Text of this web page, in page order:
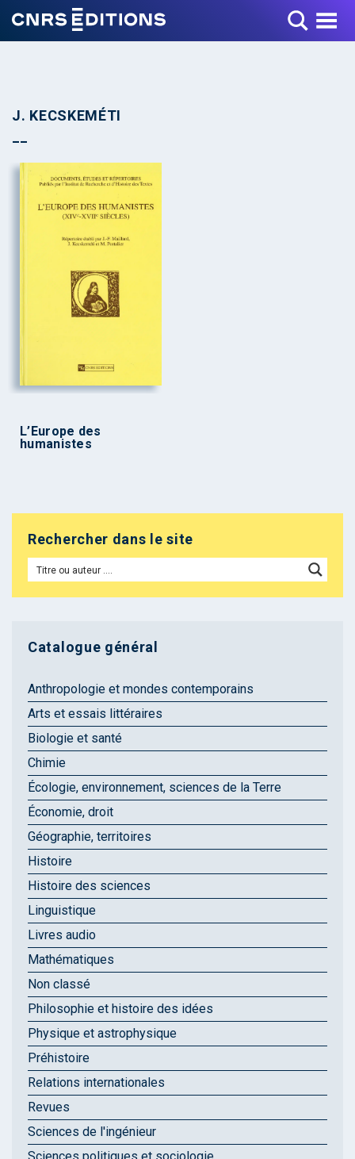
Toggle Menu
J. KECSKEMÉTI
L’Europe des
humanistes
Rechercher dans le site
Catalogue général
Anthropologie et mondes contemporains
Arts et essais littéraires
Biologie et santé
Chimie
Écologie, environnement, sciences de la Terre
Économie, droit
Géographie, territoires
Histoire
Histoire des sciences
Linguistique
Livres audio
Mathématiques
Non classé
Philosophie et histoire des idées
Physique et astrophysique
Préhistoire
Relations internationales
Revues
Sciences de l'ingénieur